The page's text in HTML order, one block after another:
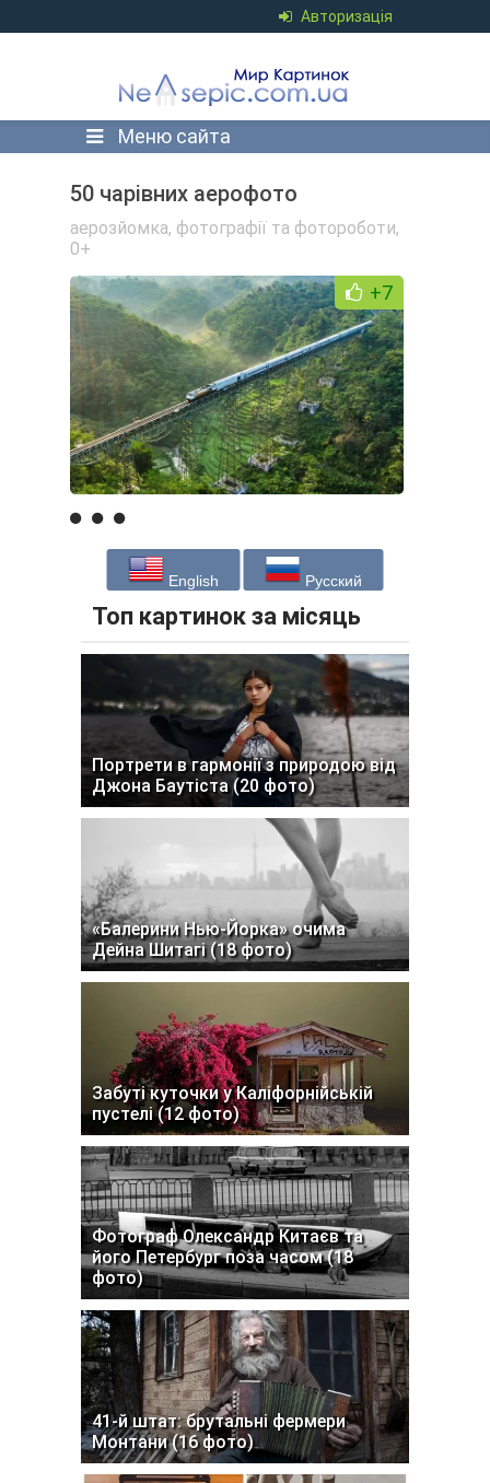
Авторизація
Меню сайта
50 чарівних аерофото
аерозйомка, фотографії та фотороботи,
0+
+7
English Русский
Топ картинок за місяць
Портрети в гармонії з природою від
Джона Баутіста (20 фото)
«Балерини Нью-Йорка» очима
Дейна Шитагі (18 фото)
Забуті куточки у Каліфорнійській
пустелі (12 фото)
Фотограф Олександр Китаєв та
його Петербург поза часом (18
фото)
41-й штат: брутальні фермери
Монтани (16 фото)